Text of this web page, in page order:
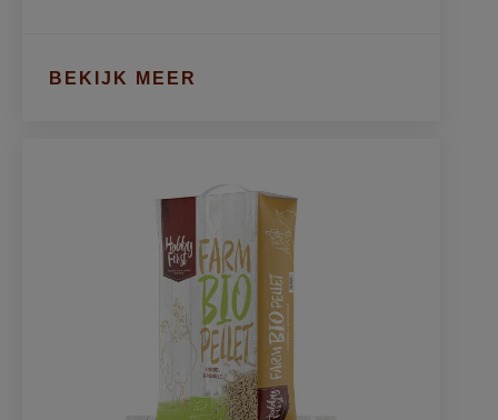
BEKIJK MEER